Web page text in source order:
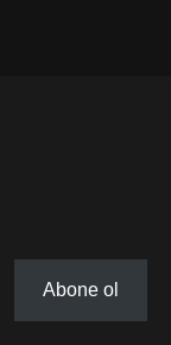
Abone ol